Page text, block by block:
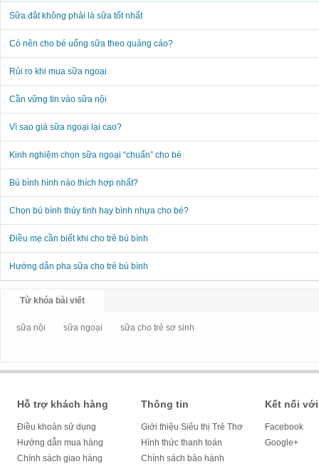
Sữa đắt không phải là sữa tốt nhất
Có nên cho bé uống sữa theo quảng cáo?
Rủi ro khi mua sữa ngoại
Cần vững tin vào sữa nội
Vì sao giá sữa ngoại lại cao?
Kinh nghiệm chọn sữa ngoại “chuẩn” cho bé
Bú bình hình nào thích hợp nhất?
Chọn bú bình thủy tinh hay bình nhựa cho bé?
Điều mẹ cần biết khi cho trẻ bú bình
Hướng dẫn pha sữa cho trẻ bú bình
Từ khóa bài viết
sữa nội sữa ngoại sữa cho trẻ sơ sinh
Hỗ trợ khách hàng
Điều khoản sử dụng
Hướng dẫn mua hàng
Chính sách giao hàng
Thông tin
Giới thiệu Siêu thị Trẻ Thơ
Hình thức thanh toán
Chính sách bảo hành
Kết nối
Facebook
Google+